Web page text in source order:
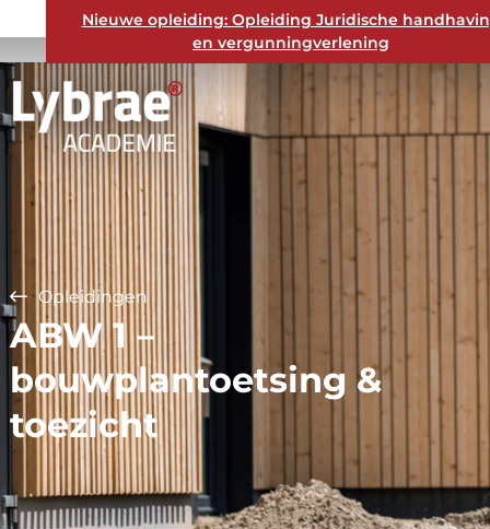
Nieuwe opleiding: Opleiding Juridische
en vergunningverlening
Opleidingen
ABW 1 –
bouwplantoetsing &
toezicht